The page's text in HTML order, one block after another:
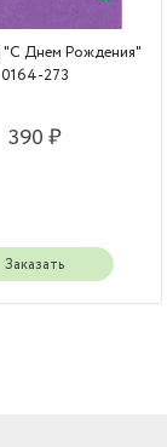
Днем Рождения"
0164-273
390 ₽
Заказать